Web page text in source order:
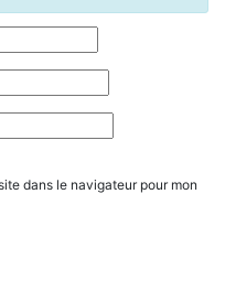
dans le navigateur pour mon